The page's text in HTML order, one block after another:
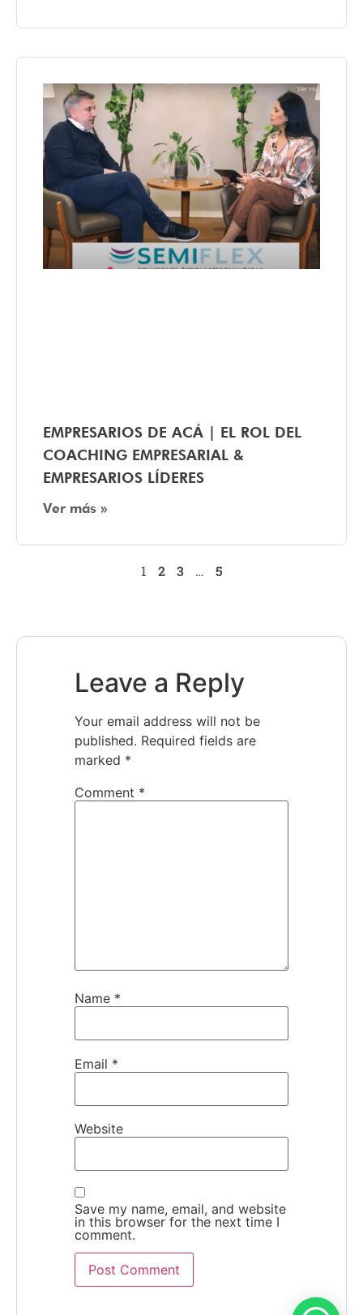
EMPRESARIOS DE ACÁ | EL ROL DEL
COACHING EMPRESARIAL &
EMPRESARIOS LÍDERES
Ver más »
1 2 3 … 5
Leave a Reply
Your email address will not be
published. Required fields are
marked *
Comment *
Name *
Email *
Website
Save my name, email, and website
in this browser for the next time I
comment.